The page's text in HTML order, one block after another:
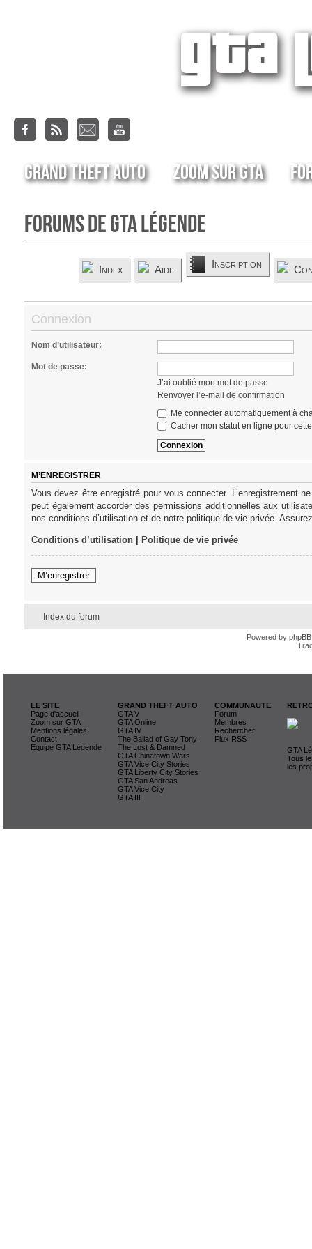
Grand Theft Auto Zoom sur GTA
Forums de GTA Légende
Index Aide Inscription
Connexion
Nom d’utilisateur:
Mot de passe:
J’ai oublié mon mot de passe
Renvoyer l’e-mail de confirmation
Me connecter automatiquement à
Cacher mon statut en ligne pour
M’ENREGISTRER
Vous devez être enregistré pour vous connecter. L’enregistrement
peut également accorder des permissions additionnelles aux
nos conditions d’utilisation et de notre politique de vie privée.
Conditions d’utilisation| Politique de vie privée
M’enregistrer
Index du forum
Powered by phpBB
LE SITE
Page d'accueil
Zoom sur GTA
Mentions légales
Contact
Equipe GTA Légende
GRAND THEFT AUTO
GTA V
GTA Online
GTA IV
The Ballad of Gay Tony
The Lost & Damned
GTA Chinatown Wars
GTA Vice City Stories
GTA Liberty City Stories
GTA San Andreas
GTA Vice City
GTA III
COMMUNAUTE
Forum
Membres
Rechercher
Flux RSS
GTA
Tous
les